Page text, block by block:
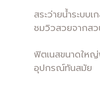
สระว่ายน้ำระบบ
ชมวิวสวยจากส
ฟิตเนสขนาดให
อุปกรณ์ทันสมัย